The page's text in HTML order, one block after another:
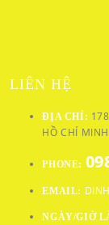
LIÊN HỆ
ĐỊA CHỈ:
HỒ CHÍ MINH
PHONE:
EMAIL:
NGÀY/GIỜ